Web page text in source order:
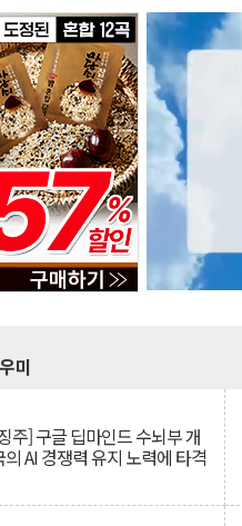
미
주] 구글 딥마인드 수뇌부 개
AI 경쟁력 유지 노력에 타격